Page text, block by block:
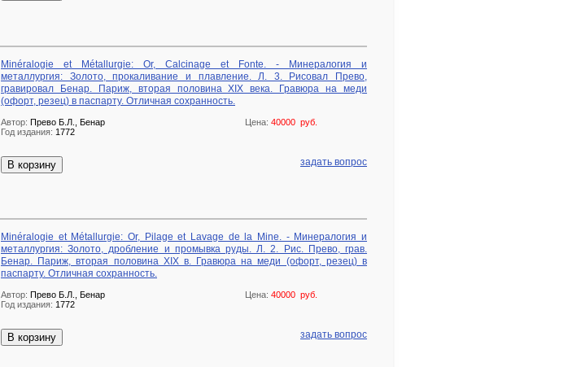
Minéralogie et Métallurgie: Or, Calcinage et Fonte. - Минералогия и
металлургия: Золото, прокаливание и плавление. Л. 3. Рисовал Прево,
гравировал Бенар. Париж, вторая половина XIX века. Гравюра на меди
(офорт, резец) в паспарту. Отличная сохранность.
Цена: 40000 руб.
Автор: Прево Б.Л., Бенар
Год издания: 1772
В корзину задать вопрос
Minéralogie et Métallurgie: Or, Pilage et Lavage de la Mine. - Минералогия и
металлургия: Золото, дробление и промывка руды. Л. 2. Рис. Прево, грав.
Бенар. Париж, вторая половина XIX в. Гравюра на меди (офорт, резец) в
паспарту. Отличная сохранность.
Цена: 40000 руб.
Автор: Прево Б.Л., Бенар
Год издания: 1772
В корзину задать вопрос